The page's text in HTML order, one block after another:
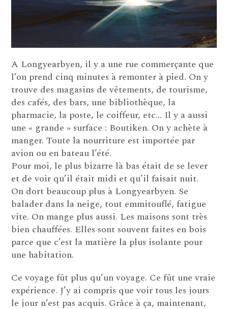
A Longyearbyen, il y a une rue commerçante que
l’on prend cinq minutes à remonter à pied. On y
trouve des magasins de vêtements, de tourisme,
des cafés, des bars, une bibliothèque, la
pharmacie, la poste, le coiffeur, etc… Il y a aussi
une « grande » surface : Boutiken. On y achète à
manger. Toute la nourriture est importée par
avion ou en bateau l’été.
Pour moi, le plus bizarre là bas était de se lever
et de voir qu’il était midi et qu’il faisait nuit.
On dort beaucoup plus à Longyearbyen. Se
balader dans la neige, tout emmitouflé, fatigue
vite. On mange plus aussi. Les maisons sont très
bien chauffées. Elles sont souvent faites en bois
parce que c’est la matière la plus isolante pour
une habitation.
Ce voyage fût plus qu’un voyage. Ce fût une vraie
expérience. J’y ai compris que voir tous les jours
le jour n’est pas acquis. Grâce à ça, maintenant,